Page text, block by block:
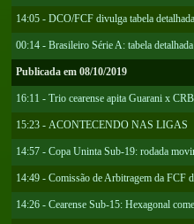
14:05 - DCO/FCF divulga tabela
00:14 - Brasileiro Série A: tabela
Publicada em 08/10/2019
16:11 - Trio cearense apita Guarani x CRB
15:23 - ACONTECENDO NAS LIGAS
14:57 - Copa Uninta Sub-19: rodada
14:49 - Comissão de Arbitragem da FCF
14:26 - Cearense Sub-15: Hexagonal